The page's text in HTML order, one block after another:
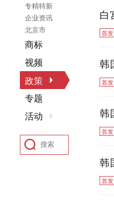
白
首发
韩
首发
韩
首发
韩
首发
专精特新
企业资讯
北京市
商标
视频
政策
专题
活动